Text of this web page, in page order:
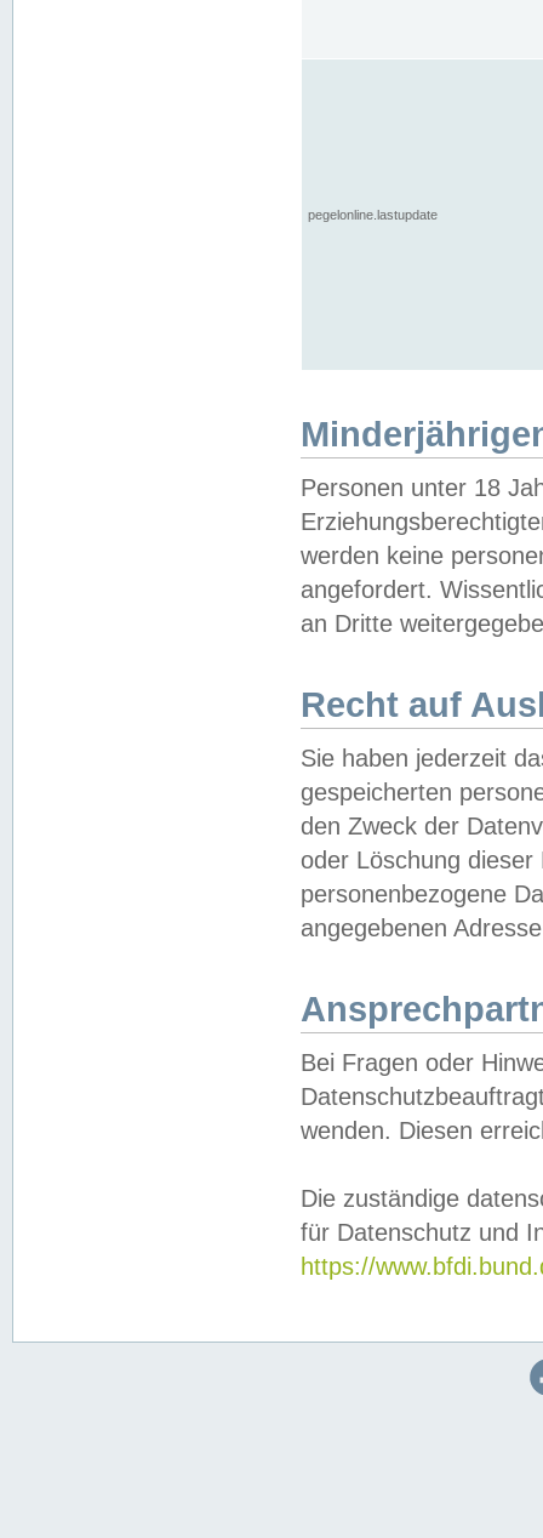
pegelonline.lastupdate
Personen unter 18
werden keine
angefordert.
an Dritte
Recht auf
Sie haben jederzeit
gespeicherten
den Zweck der
oder Löschung
personenbezogene
angegebenen
Bei Fragen oder
wenden. Diesen
Die zuständige
für Datenschutz und
https://